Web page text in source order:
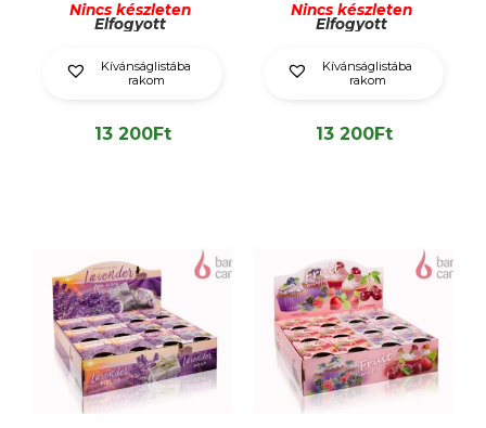
Nincs készleten
Elfogyott
Kívánságlistába
rakom
13 200Ft
Nincs készleten
Elfogyott
Kívánságlistába
rakom
13 200Ft